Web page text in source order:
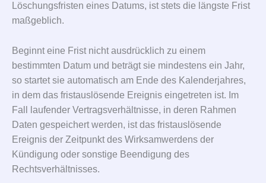
Löschungsfristen eines Datums, ist stets die längste Frist
maßgeblich.
Beginnt eine Frist nicht ausdrücklich zu einem
bestimmten Datum und beträgt sie mindestens ein Jahr,
so startet sie automatisch am Ende des Kalenderjahres,
in dem das fristauslösende Ereignis eingetreten ist. Im
Fall laufender Vertragsverhältnisse, in deren Rahmen
Daten gespeichert werden, ist das fristauslösende
Ereignis der Zeitpunkt des Wirksamwerdens der
Kündigung oder sonstige Beendigung des
Rechtsverhältnisses.